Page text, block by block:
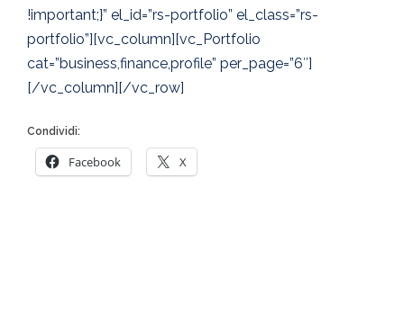
!important;}” el_id=”rs-portfolio” el_class=”rs-
portfolio”][vc_column][vc_Portfolio
cat=”business,finance,profile” per_page=”6″]
[/vc_column][/vc_row]
Condividi:
Facebook X